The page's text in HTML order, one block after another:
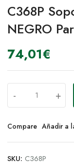
C368P
NEGRO
74,01€
- +
Compare Añadir a
SKU: C368P